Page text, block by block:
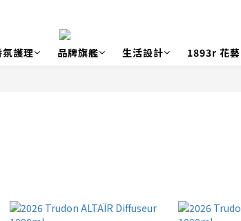
氛護理 品牌旗艦 生活設計 1893r 花藝